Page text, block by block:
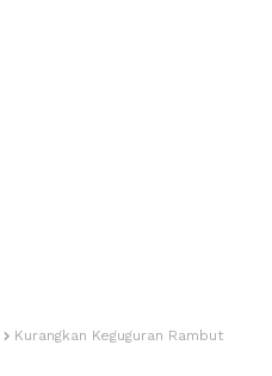
Kurangkan Keguguran Rambut